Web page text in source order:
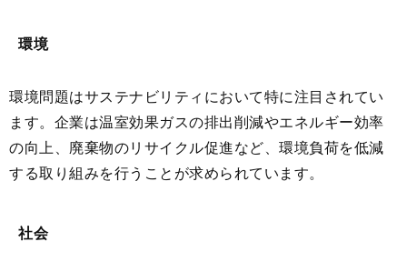
環境
環境問題はサステナビリティにおいて特に注目されてい
ます。企業は温室効果ガスの排出削減やエネルギー効率
の向上、廃棄物のリサイクル促進など、環境負荷を低減
する取り組みを行うことが求められています。
社会